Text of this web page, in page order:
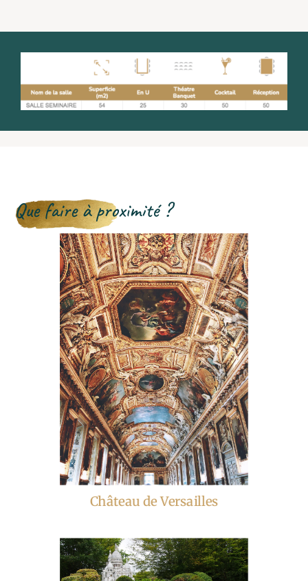
Que faire à proximité ?
Château de Versailles